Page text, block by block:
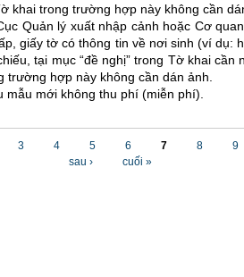
khai trong trường hợp này không cần
Quản lý xuất nhập cảnh hoặc Cơ
giấy tờ có thông tin về nơi sinh (ví dụ:
tại mục “đề nghị” trong Tờ khai cần
trường hợp này không cần dán ảnh.
mẫu mới không thu phí (miễn phí).
3 4 5 6 7 8 9
sau ›
cuối »